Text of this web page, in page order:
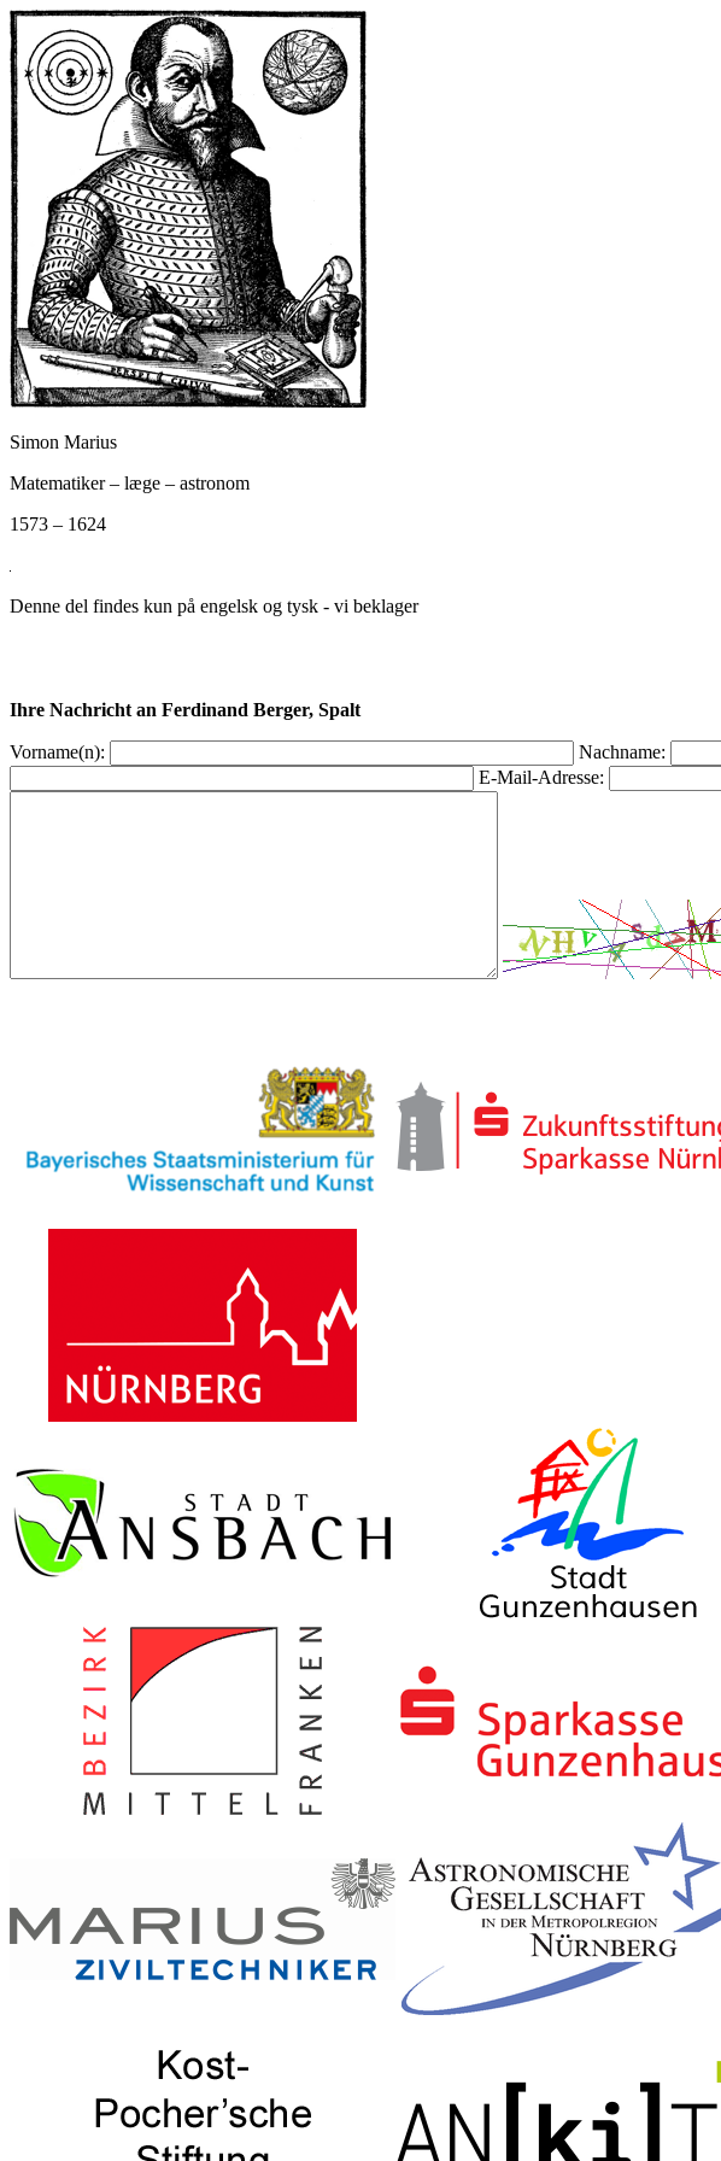
Simon Marius
Matematiker – læge – astronom
1573 – 1624
Denne del findes kun på engelsk og tysk - vi beklager
Ihre Nachricht an Ferdinand Berger, Spalt
Vorname(n): Nachname:
E-Mail-Adresse: